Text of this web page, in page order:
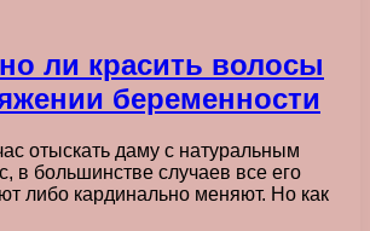
ли красить волосы
беременности
отыскать даму с натуральным
в большинстве случаев все его
либо кардинально меняют. Но как